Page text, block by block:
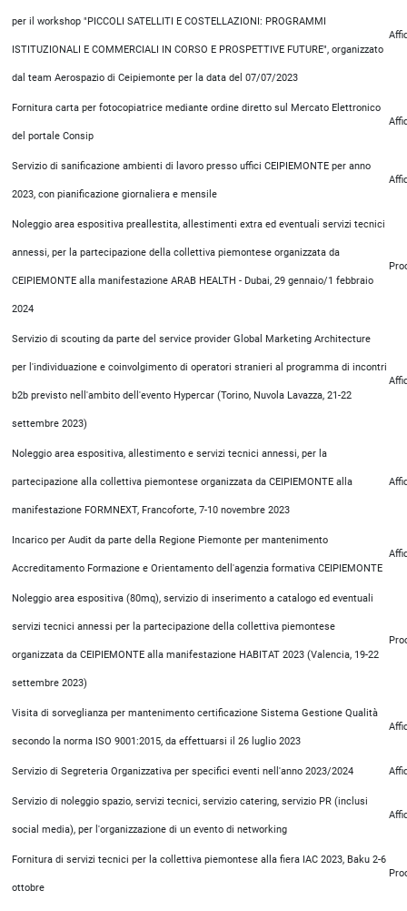
per il workshop "PICCOLI SATELLITI E COSTELLAZIONI: PROGRAMMI
ISTITUZIONALI E COMMERCIALI IN CORSO E PROSPETTIVE FUTURE", organizzato
dal team Aerospazio di Ceipiemonte per la data del 07/07/2023
Fornitura carta per fotocopiatrice mediante ordine diretto sul Mercato Elettronico
del portale Consip
Servizio di sanificazione ambienti di lavoro presso uffici CEIPIEMONTE per anno
2023, con pianificazione giornaliera e mensile
Noleggio area espositiva preallestita, allestimenti extra ed eventuali servizi tecnici
annessi, per la partecipazione della collettiva piemontese organizzata da
CEIPIEMONTE alla manifestazione ARAB HEALTH - Dubai, 29 gennaio/1 febbraio
2024
Servizio di scouting da parte del service provider Global Marketing Architecture
per l'individuazione e coinvolgimento di operatori stranieri al programma di incontri
b2b previsto nell'ambito dell'evento Hypercar (Torino, Nuvola Lavazza, 21-22
settembre 2023)
Noleggio area espositiva, allestimento e servizi tecnici annessi, per la
partecipazione alla collettiva piemontese organizzata da CEIPIEMONTE alla
manifestazione FORMNEXT, Francoforte, 7-10 novembre 2023
Incarico per Audit da parte della Regione Piemonte per mantenimento
Accreditamento Formazione e Orientamento dell'agenzia formativa CEIPIEMONTE
Noleggio area espositiva (80mq), servizio di inserimento a catalogo ed eventuali
servizi tecnici annessi per la partecipazione della collettiva piemontese
organizzata da CEIPIEMONTE alla manifestazione HABITAT 2023 (Valencia, 19-22
settembre 2023)
Visita di sorveglianza per mantenimento certificazione Sistema Gestione Qualità
secondo la norma ISO 9001:2015, da effettuarsi il 26 luglio 2023
Servizio di Segreteria Organizzativa per specifici eventi nell'anno 2023/2024
Servizio di noleggio spazio, servizi tecnici, servizio catering, servizio PR (inclusi
social media), per l'organizzazione di un evento di networking
Fornitura di servizi tecnici per la collettiva piemontese alla fiera IAC 2023, Baku 2-6
ottobre